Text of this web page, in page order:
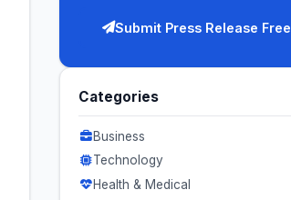
Submit Press Release Free
Categories
Business
Technology
Health & Medical